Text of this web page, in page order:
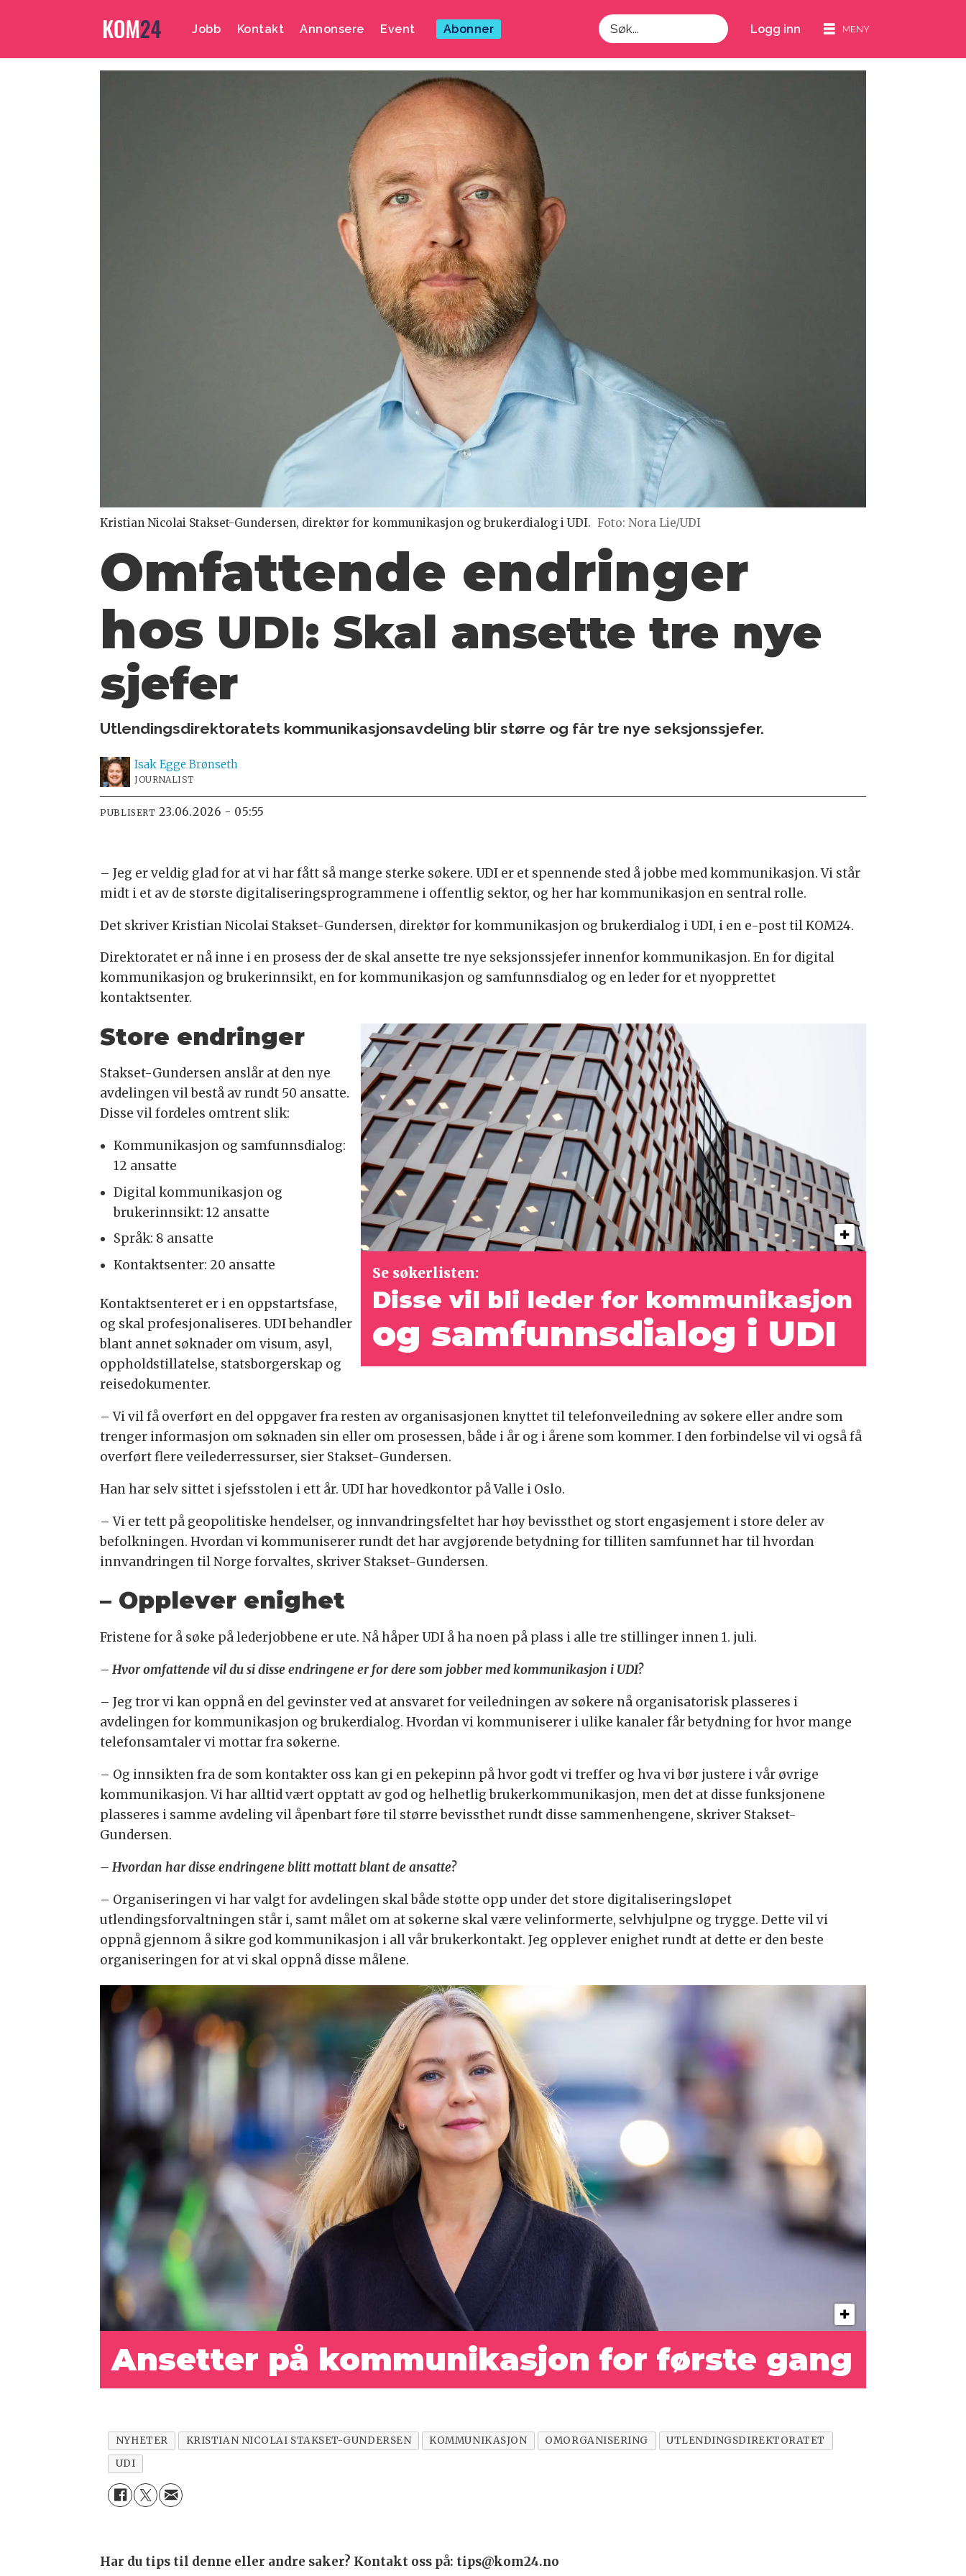
Jobb Kontakt Annonsere Event Abonner
Søk
Logg inn
Kristian Nicolai Stakset-Gundersen, direktør for kommunikasjon og brukerdialog i UDI. Foto: Nora Lie/UDI
Omfattende endringer
hos UDI: Skal ansette tre nye
sjefer
Utlendingsdirektoratets kommunikasjonsavdeling blir større og får tre nye seksjonssjefer.
Isak Egge Brønseth
JOURNALIST
PUBLISERT 23.06.2026 - 05:55
– Jeg er veldig glad for at vi har fått så mange sterke søkere. UDI er et spennende sted å jobbe med kommunikasjon. Vi står
midt i et av de største digitaliseringsprogrammene i offentlig sektor, og her har kommunikasjon en sentral rolle.
Det skriver Kristian Nicolai Stakset-Gundersen, direktør for kommunikasjon og brukerdialog i UDI, i en e-post til KOM24.
Direktoratet er nå inne i en prosess der de skal ansette tre nye seksjonssjefer innenfor kommunikasjon. En for digital
kommunikasjon og brukerinnsikt, en for kommunikasjon og samfunnsdialog og en leder for et nyopprettet
kontaktsenter.
Se søkerlisten:
Disse vil bli leder for kommunikasjon
og samfunnsdialog i UDI
Store endringer
Stakset-Gundersen anslår at den nye
avdelingen vil bestå av rundt 50 ansatte.
Disse vil fordeles omtrent slik:
Kommunikasjon og samfunnsdialog:
12 ansatte
Digital kommunikasjon og
brukerinnsikt: 12 ansatte
Språk: 8 ansatte
Kontaktsenter: 20 ansatte
Kontaktsenteret er i en oppstartsfase,
og skal profesjonaliseres. UDI behandler
blant annet søknader om visum, asyl,
oppholdstillatelse, statsborgerskap og
reisedokumenter.
– Vi vil få overført en del oppgaver fra resten av organisasjonen knyttet til telefonveiledning av søkere eller andre som
trenger informasjon om søknaden sin eller om prosessen, både i år og i årene som kommer. I den forbindelse vil vi også få
overført flere veilederressurser, sier Stakset-Gundersen.
Han har selv sittet i sjefsstolen i ett år. UDI har hovedkontor på Valle i Oslo.
– Vi er tett på geopolitiske hendelser, og innvandringsfeltet har høy bevissthet og stort engasjement i store deler av
befolkningen. Hvordan vi kommuniserer rundt det har avgjørende betydning for tilliten samfunnet har til hvordan
innvandringen til Norge forvaltes, skriver Stakset-Gundersen.
– Opplever enighet
Fristene for å søke på lederjobbene er ute. Nå håper UDI å ha noen på plass i alle tre stillinger innen 1. juli.
– Hvor omfattende vil du si disse endringene er for dere som jobber med kommunikasjon i UDI?
– Jeg tror vi kan oppnå en del gevinster ved at ansvaret for veiledningen av søkere nå organisatorisk plasseres i
avdelingen for kommunikasjon og brukerdialog. Hvordan vi kommuniserer i ulike kanaler får betydning for hvor mange
telefonsamtaler vi mottar fra søkerne.
– Og innsikten fra de som kontakter oss kan gi en pekepinn på hvor godt vi treffer og hva vi bør justere i vår øvrige
kommunikasjon. Vi har alltid vært opptatt av god og helhetlig brukerkommunikasjon, men det at disse funksjonene
plasseres i samme avdeling vil åpenbart føre til større bevissthet rundt disse sammenhengene, skriver Stakset-
Gundersen.
– Hvordan har disse endringene blitt mottatt blant de ansatte?
– Organiseringen vi har valgt for avdelingen skal både støtte opp under det store digitaliseringsløpet
utlendingsforvaltningen står i, samt målet om at søkerne skal være velinformerte, selvhjulpne og trygge. Dette vil vi
oppnå gjennom å sikre god kommunikasjon i all vår brukerkontakt. Jeg opplever enighet rundt at dette er den beste
organiseringen for at vi skal oppnå disse målene.
Ansetter på kommunikasjonfor første gang
NYHETER KRISTIAN NICOLAI STAKSET-GUNDERSEN KOMMUNIKASJON OMORGANISERING
UTLENDINGSDIREKTORATET
UDI
Har du tips til denne eller andre saker? Kontakt oss på: tips@kom24.no